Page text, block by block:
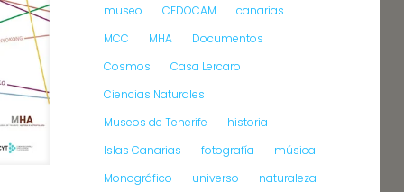
museo
CEDOCAM
canarias
MCC
MHA
Documentos
Cosmos
Casa Lercaro
Ciencias Naturales
Museos de Tenerife
historia
Islas Canarias
fotografía
música
Monográfico
universo naturaleza